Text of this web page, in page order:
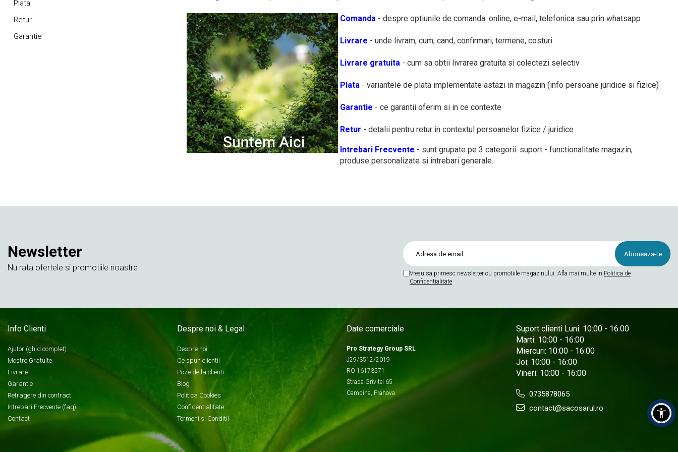
Comanda - despre optiunile de comanda: online, e-mail, telefonica sau prin whatsapp
Livrare - unde livram, cum, cand, confirmari, termene, costuri
Livrare gratuita - cum sa obtii livrarea gratuita si colectezi selectiv
Plata - variantele de plata implementate astazi in magazin (info persoane juridice si fizice)
Garantie - ce garantii oferim si in ce contexte
Retur - detalii pentru retur in contextul persoanelor fizice / juridice
Intrebari Frecvente - sunt grupate pe 3 categorii: suport - functionalitate magazin,
produse personalizate si intrebari generale.
Plata
Retur
Garantie
Newsletter
Nu rata ofertele si promotiile noastre
Vreau sa primesc newsletter cu promotiile magazinului. Afla mai multe in Politica de
Confidentialitate
Info Clienti
Ajutor (ghid complet)
Mostre Gratuite
Livrare
Garantie
Retragere din contract
Intrebari Frecvente (faq)
Contact
Despre noi & Legal
Despre noi
Ce spun clientii
Poze de la clienti
Blog
Politica Cookies
Confidentialitate
Termeni si Conditii
Date comerciale
Pro Strategy Group SRL
J29/3512/2019
RO 16173571
Strada Grivitei 65
Campina, Prahova
Suport clienti Luni: 10:00 - 16:00
Marti: 10:00 - 16:00
Miercuri: 10:00 - 16:00
Joi: 10:00 - 16:00
Vineri: 10:00 - 16:00
0735878065
contact@sacosarul.ro